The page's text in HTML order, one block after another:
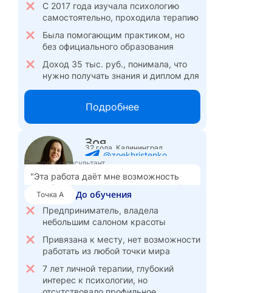
С 2017 года изучала психологию
самостоятельно, проходила терапию
Была помогающим практиком, но
без официального образования
Доход 35 тыс. руб., понимала, что
нужно получать знания и диплом для
После обучения
Получила психологическое
образование, веду частную практику
Консультирую индивидуально,
специализируюсь на работе с
женщинами
Веду групповые терапевтические
игры, сочетая классическую
психологию с интегративными
методами
Клиенты начали доверять больше,
поток записей увеличился
Чувствую уверенность в себе и
своей квалификации, радуюсь
Подробнее
Зоя
32 года, Калининград
@zoekhristenko
Психолог-консультант
"Эта работа даёт мне возможность
зарабатывать и реализовывать свой
потенциал, находясь где угодно."
Точка А До обучения
Предприниматель, владела
небольшим салоном красоты
Привязана к месту, нет возможности
работать из любой точки мира
7 лет личной терапии, глубокий
интерес к психологии, но